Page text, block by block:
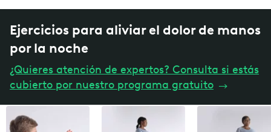
Ejercicios para aliviar el dolor de manos
por la noche
¿Quieres atención de expertos? Consulta si estás
cubierto por nuestro programa gratuito →